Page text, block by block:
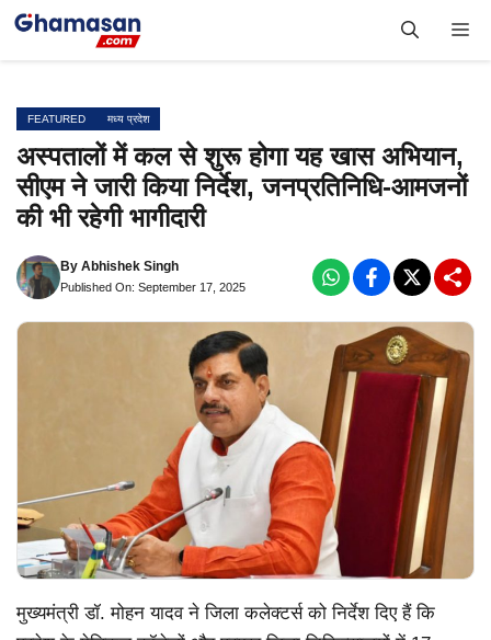
Skip
FEATURED मध्य प्रदेश
अस्पतालों में कल से शुरू होगा यह खास अभियान,
सीएम ने जारी किया निर्देश, जनप्रतिनिधि-आमजनों
की भी रहेगी भागीदारी
By Abhishek Singh
Published On: September 17, 2025
मुख्यमंत्री डॉ. मोहन यादव ने जिला कलेक्टर्स को निर्देश दिए हैं कि